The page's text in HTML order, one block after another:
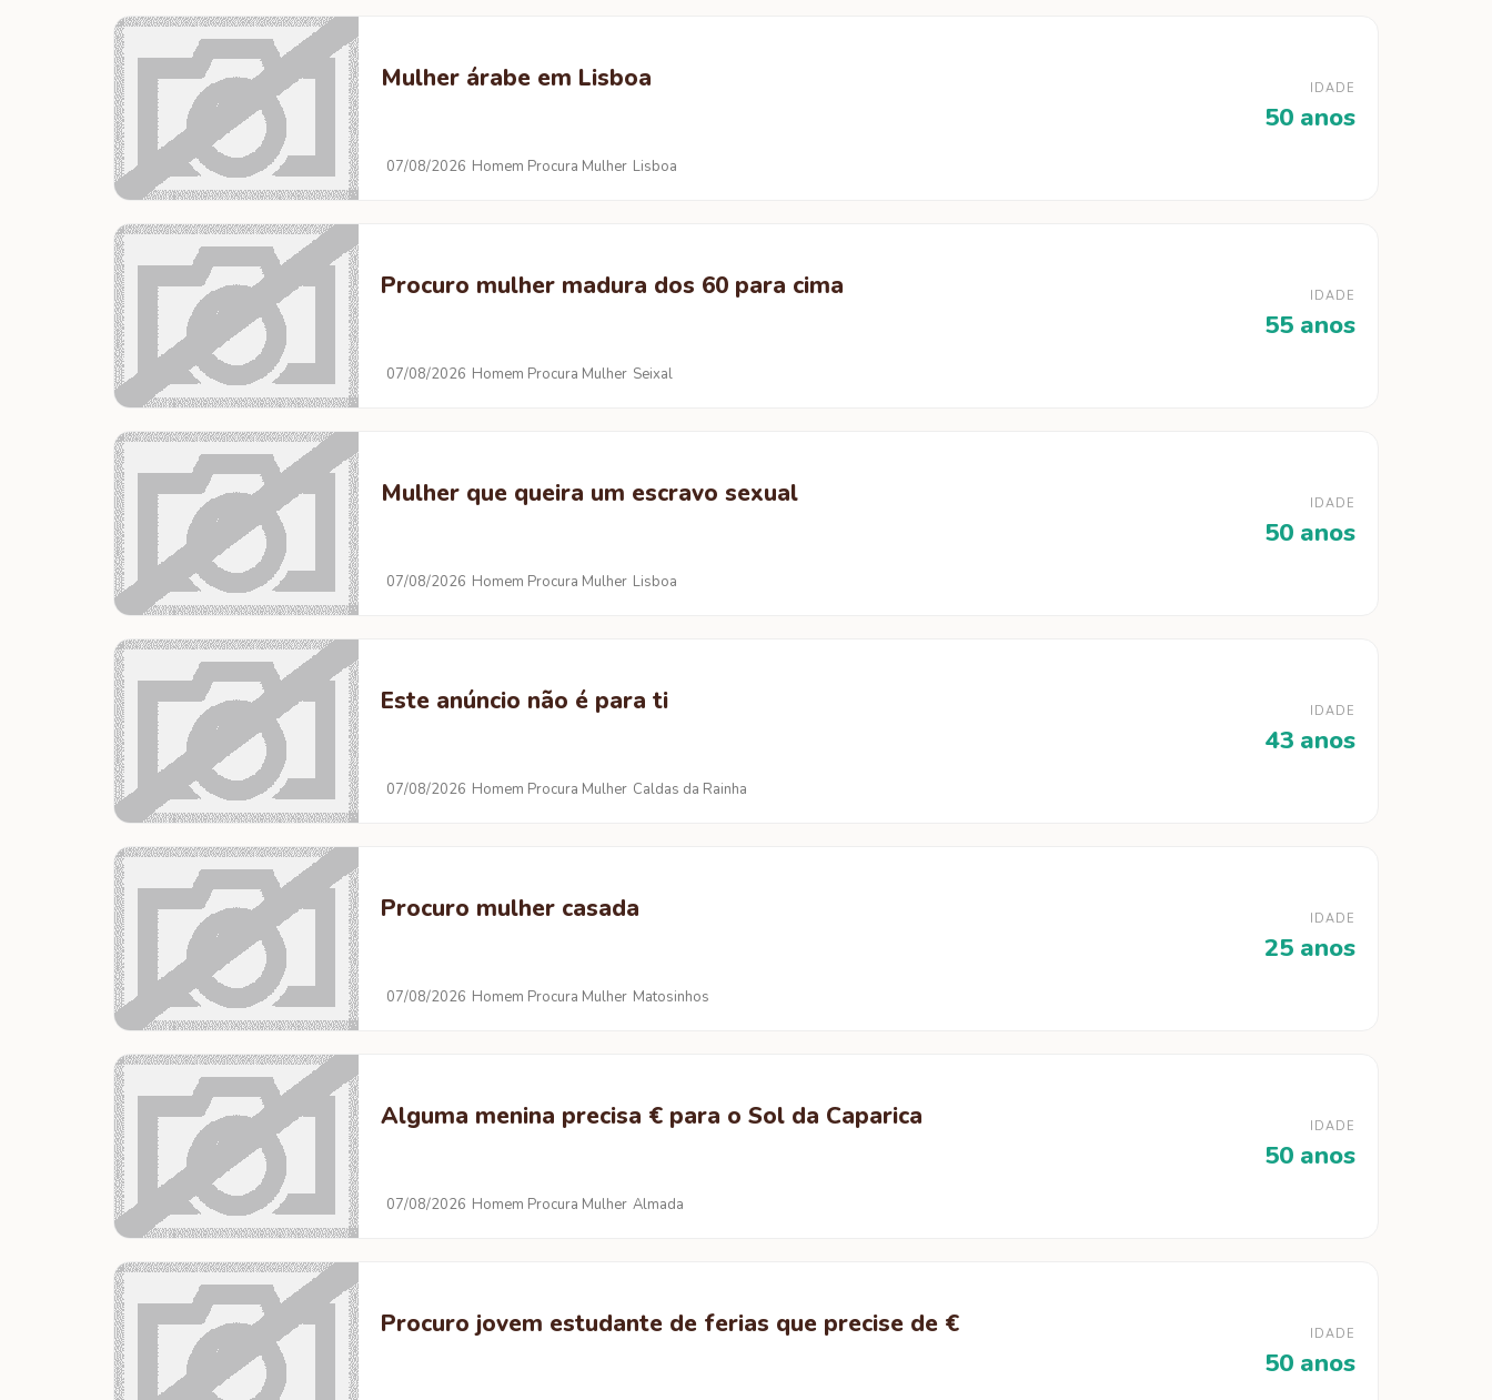
Mulher árabe em Lisboa
07/08/2026 Homem Procura Mulher Lisboa
IDADE
50 anos
Procuro mulher madura dos 60 para cima
07/08/2026 Homem Procura Mulher Seixal
IDADE
55 anos
Mulher que queira um escravo sexual
07/08/2026 Homem Procura Mulher Lisboa
IDADE
50 anos
Este anúncio não é para ti
07/08/2026 Homem Procura Mulher Caldas da Rainha
IDADE
43 anos
Procuro mulher casada
07/08/2026 Homem Procura Mulher Matosinhos
IDADE
25 anos
Alguma menina precisa € para o Sol da Caparica
07/08/2026 Homem Procura Mulher Almada
IDADE
50 anos
Procuro jovem estudante de ferias que precise de € IDADE
50 anos